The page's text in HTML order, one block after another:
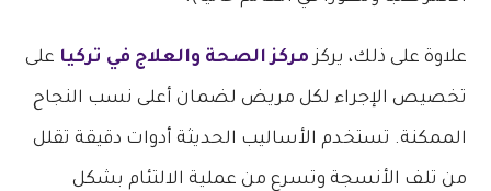
علاوة على ذلك، يركز مركز الصحة والعلاج في تركيا على
تخصيص الإجراء لكل مريض لضمان أعلى نسب النجاح
الممكنة. تستخدم الأساليب الحديثة أدوات دقيقة تقلل
من تلف الأنسجة وتسرع من عملية الالتئام بشكل